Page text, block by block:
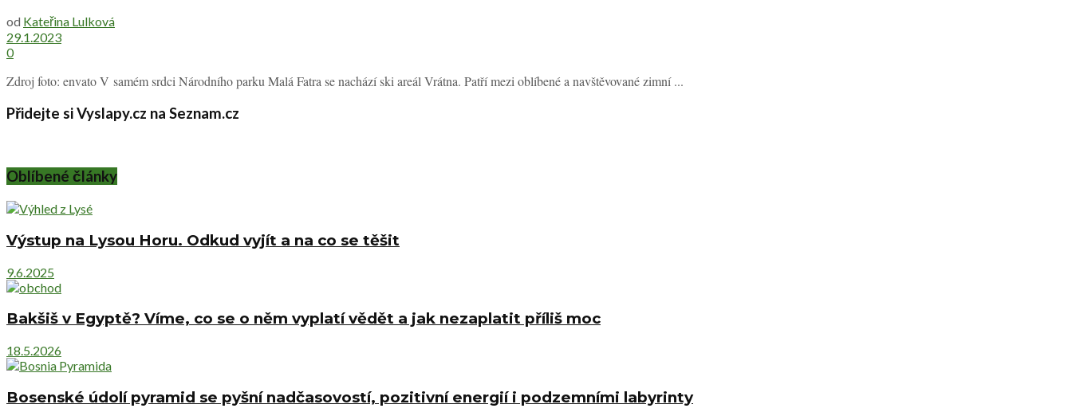
od Kateřina Lulková
29.1.2023
0
Zdroj foto: envato V samém srdci Národního parku Malá Fatra se nachází ski areál Vrátna. Patří mezi oblíbené a navštěvované zimní ...
Přidejte si Vyslapy.cz na Seznam.cz
Oblíbené články
Výstup na Lysou Horu. Odkud vyjít a na co se těšit
9.6.2025
Bakšiš v Egyptě? Víme, co se o něm vyplatí vědět a jak nezaplatit příliš moc
18.5.2026
Bosenské údolí pyramid se pyšní nadčasovostí, pozitivní energií i podzemními labyrinty